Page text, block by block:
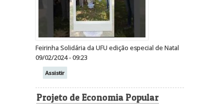
Feirinha Solidária da UFU edição especial de Natal
09/02/2024 - 09:23
Assistir
Projeto de Economia Popular